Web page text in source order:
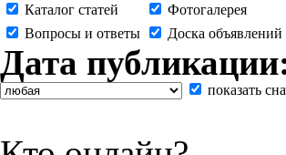
Каталог статей Фотогалерея
Вопросы и ответы
Доска объявлений
Дата
показать